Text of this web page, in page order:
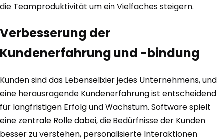
die Teamproduktivität um ein Vielfaches steigern.
Verbesserung der
Kundenerfahrung und -bindung
Kunden sind das Lebenselixier jedes Unternehmens, und
eine herausragende Kundenerfahrung ist entscheidend
für langfristigen Erfolg und Wachstum. Software spielt
eine zentrale Rolle dabei, die Bedürfnisse der Kunden
besser zu verstehen, personalisierte Interaktionen